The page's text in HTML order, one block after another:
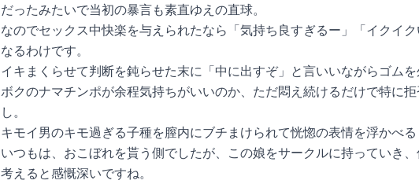
だったみたいで当初の暴言も素直ゆえの直球。
なのでセックス中快楽を与えられたなら「気持ち良すぎるー」「イクイ
なるわけです。
イキまくらせて判断を鈍らせた末に「中に出すぞ」と言いいながらゴムを
ボクのナマチンポが余程気持ちがいいのか、ただ悶え続けるだけで特に
し。
キモイ男のキモ過ぎる子種を膣内にブチまけられて恍惚の表情を浮かべる
いつもは、おこぼれを貰う側でしたが、この娘をサークルに持っていき
考えると感慨深いですね。